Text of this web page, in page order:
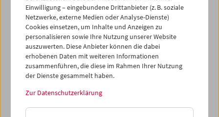
iCalender
Programmheft-PDF
English language or subtitles
< Vorherige Woche
Mo 14.8.
Einwilligung – eingebundene Drittanbieter (z. B. soziale
Netzwerke, externe Medien oder Analyse-Dienste)
Cookies einsetzen, um Inhalte und Anzeigen zu
personalisieren sowie Ihre Nutzung unserer Website
auszuwerten. Diese Anbieter können die dabei
erhobenen Daten mit weiteren Informationen
zusammenführen, die diese im Rahmen Ihrer Nutzung
der Dienste gesammelt haben.
Zur Datenschutzerklärung